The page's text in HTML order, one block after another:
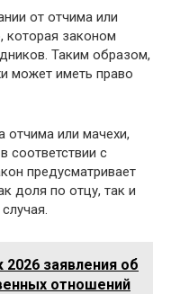
от отчима или
которая законом
Таким образом,
может иметь право
отчима или мачехи,
соответствии с
предусматривает
доля по отцу, так и
2026 заявления об
отношений